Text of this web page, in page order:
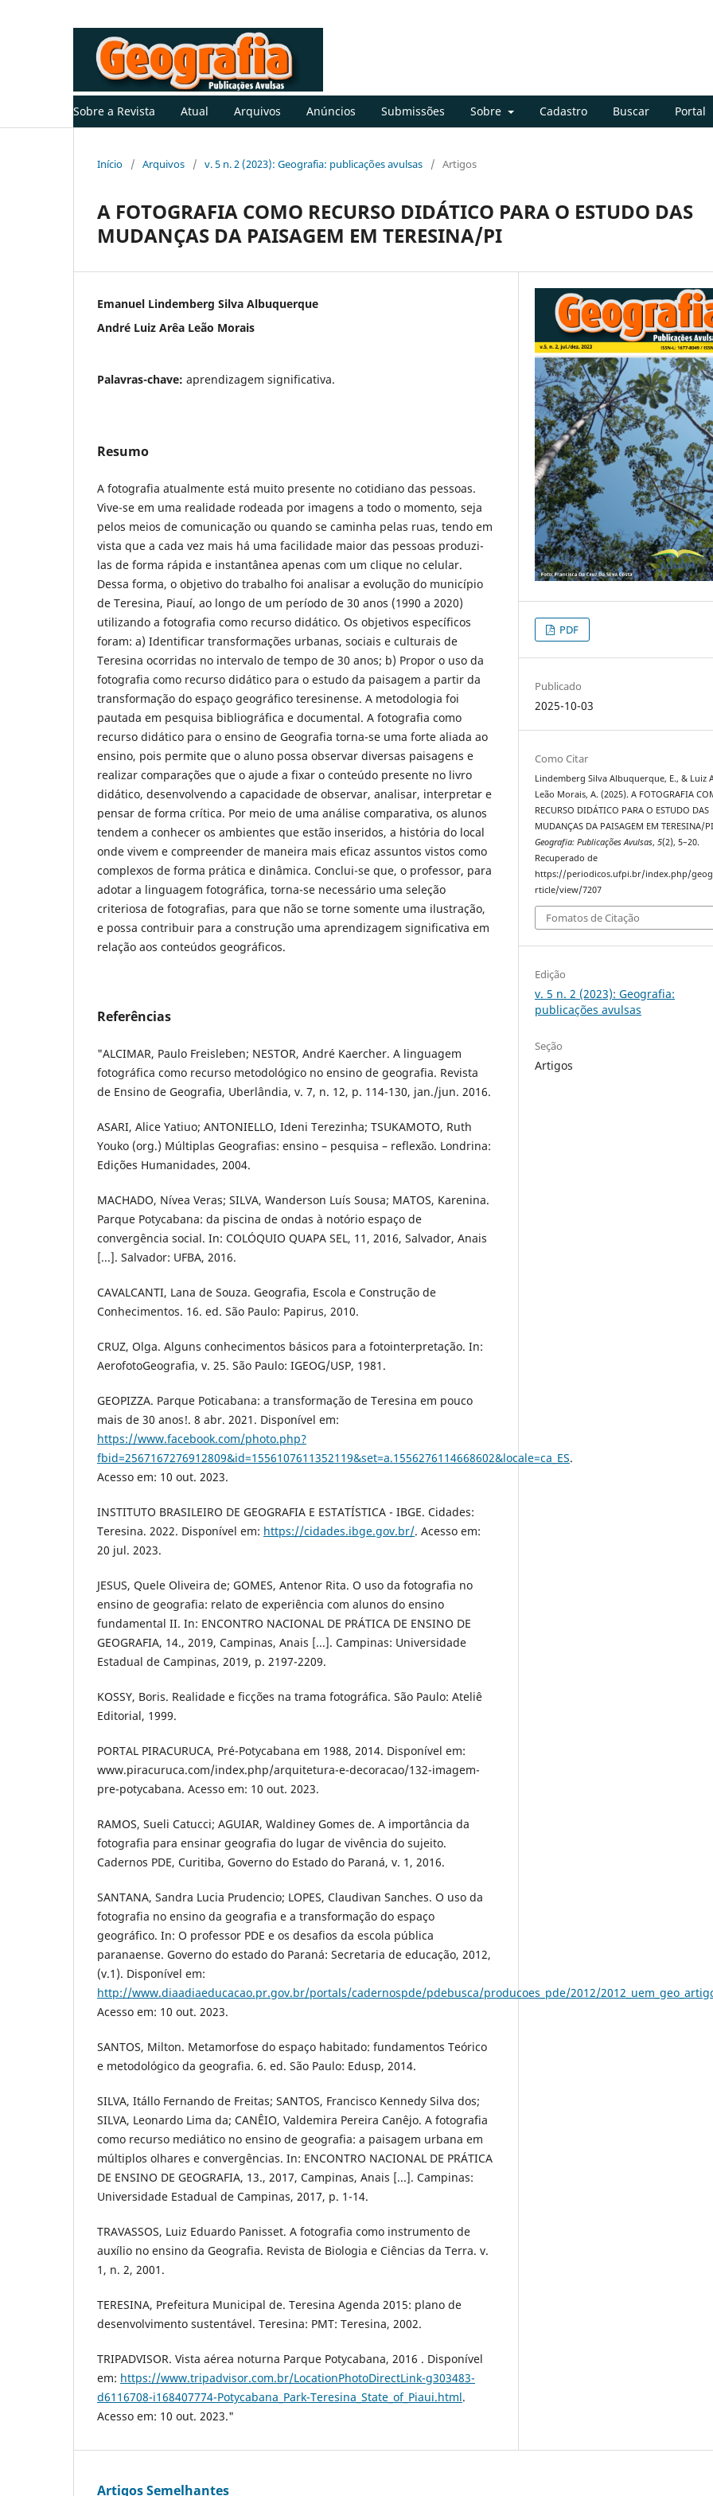
Sobre a Revista Atual Arquivos Anúncios Submissões Sobre Cadastro Buscar Portal
Início / Arquivos / v. 5 n. 2 (2023): Geografia: publicações avulsas / Artigos
A FOTOGRAFIA COMO RECURSO DIDÁTICO PARA O ESTUDO DAS
MUDANÇAS DA PAISAGEM EM TERESINA/PI
Emanuel Lindemberg Silva Albuquerque
André Luiz Arêa Leão Morais
Palavras-chave: aprendizagem significativa.
Resumo
A fotografia atualmente está muito presente no cotidiano das pessoas.
Vive-se em uma realidade rodeada por imagens a todo o momento, seja
pelos meios de comunicação ou quando se caminha pelas ruas, tendo em
vista que a cada vez mais há uma facilidade maior das pessoas produzi-
las de forma rápida e instantânea apenas com um clique no celular.
Dessa forma, o objetivo do trabalho foi analisar a evolução do município
de Teresina, Piauí, ao longo de um período de 30 anos (1990 a 2020)
utilizando a fotografia como recurso didático. Os objetivos específicos
foram: a) Identificar transformações urbanas, sociais e culturais de
Teresina ocorridas no intervalo de tempo de 30 anos; b) Propor o uso da
fotografia como recurso didático para o estudo da paisagem a partir da
transformação do espaço geográfico teresinense. A metodologia foi
pautada em pesquisa bibliográfica e documental. A fotografia como
recurso didático para o ensino de Geografia torna-se uma forte aliada ao
ensino, pois permite que o aluno possa observar diversas paisagens e
realizar comparações que o ajude a fixar o conteúdo presente no livro
didático, desenvolvendo a capacidade de observar, analisar, interpretar e
pensar de forma crítica. Por meio de uma análise comparativa, os alunos
tendem a conhecer os ambientes que estão inseridos, a história do local
onde vivem e compreender de maneira mais eficaz assuntos vistos como
complexos de forma prática e dinâmica. Conclui-se que, o professor, para
adotar a linguagem fotográfica, torna-se necessário uma seleção
criteriosa de fotografias, para que não se torne somente uma ilustração,
e possa contribuir para a construção uma aprendizagem significativa em
relação aos conteúdos geográficos.
Referências
"ALCIMAR, Paulo Freisleben; NESTOR, André Kaercher. A linguagem
fotográfica como recurso metodológico no ensino de geografia. Revista
de Ensino de Geografia, Uberlândia, v. 7, n. 12, p. 114-130, jan./jun. 2016.
ASARI, Alice Yatiuo; ANTONIELLO, Ideni Terezinha; TSUKAMOTO, Ruth
Youko (org.) Múltiplas Geografias: ensino – pesquisa – reflexão. Londrina:
Edições Humanidades, 2004.
MACHADO, Nívea Veras; SILVA, Wanderson Luís Sousa; MATOS, Karenina.
Parque Potycabana: da piscina de ondas à notório espaço de
convergência social. In: COLÓQUIO QUAPA SEL, 11, 2016, Salvador, Anais
[...]. Salvador: UFBA, 2016.
CAVALCANTI, Lana de Souza. Geografia, Escola e Construção de
Conhecimentos. 16. ed. São Paulo: Papirus, 2010.
CRUZ, Olga. Alguns conhecimentos básicos para a fotointerpretação. In:
AerofotoGeografia, v. 25. São Paulo: IGEOG/USP, 1981.
GEOPIZZA. Parque Poticabana: a transformação de Teresina em pouco
mais de 30 anos!. 8 abr. 2021. Disponível em:
https://www.facebook.com/photo.php?
fbid=2567167276912809&id=1556107611352119&set=a.1556276114668602&locale=ca_ES.
Acesso em: 10 out. 2023.
INSTITUTO BRASILEIRO DE GEOGRAFIA E ESTATÍSTICA - IBGE. Cidades:
Teresina. 2022. Disponível em: https://cidades.ibge.gov.br/. Acesso em:
20 jul. 2023.
JESUS, Quele Oliveira de; GOMES, Antenor Rita. O uso da fotografia no
ensino de geografia: relato de experiência com alunos do ensino
fundamental II. In: ENCONTRO NACIONAL DE PRÁTICA DE ENSINO DE
GEOGRAFIA, 14., 2019, Campinas, Anais [...]. Campinas: Universidade
Estadual de Campinas, 2019, p. 2197-2209.
KOSSY, Boris. Realidade e ficções na trama fotográfica. São Paulo: Ateliê
Editorial, 1999.
PORTAL PIRACURUCA, Pré-Potycabana em 1988, 2014. Disponível em:
www.piracuruca.com/index.php/arquitetura-e-decoracao/132-imagem-
pre-potycabana. Acesso em: 10 out. 2023.
RAMOS, Sueli Catucci; AGUIAR, Waldiney Gomes de. A importância da
fotografia para ensinar geografia do lugar de vivência do sujeito.
Cadernos PDE, Curitiba, Governo do Estado do Paraná, v. 1, 2016.
SANTANA, Sandra Lucia Prudencio; LOPES, Claudivan Sanches. O uso da
fotografia no ensino da geografia e a transformação do espaço
geográfico. In: O professor PDE e os desafios da escola pública
paranaense. Governo do estado do Paraná: Secretaria de educação, 2012,
(v.1). Disponível em:
http://www.diaadiaeducacao.pr.gov.br/portals/cadernospde/pdebusca/producoes_pde/2012/
Acesso em: 10 out. 2023.
SANTOS, Milton. Metamorfose do espaço habitado: fundamentos Teórico
e metodológico da geografia. 6. ed. São Paulo: Edusp, 2014.
SILVA, Itállo Fernando de Freitas; SANTOS, Francisco Kennedy Silva dos;
SILVA, Leonardo Lima da; CANÊIO, Valdemira Pereira Canêjo. A fotografia
como recurso mediático no ensino de geografia: a paisagem urbana em
múltiplos olhares e convergências. In: ENCONTRO NACIONAL DE PRÁTICA
DE ENSINO DE GEOGRAFIA, 13., 2017, Campinas, Anais [...]. Campinas:
Universidade Estadual de Campinas, 2017, p. 1-14.
TRAVASSOS, Luiz Eduardo Panisset. A fotografia como instrumento de
auxílio no ensino da Geografia. Revista de Biologia e Ciências da Terra. v.
1, n. 2, 2001.
TERESINA, Prefeitura Municipal de. Teresina Agenda 2015: plano de
desenvolvimento sustentável. Teresina: PMT: Teresina, 2002.
TRIPADVISOR. Vista aérea noturna Parque Potycabana, 2016 . Disponível
em: https://www.tripadvisor.com.br/LocationPhotoDirectLink-g303483-
d6116708-i168407774-Potycabana_Park-Teresina_State_of_Piaui.html.
Acesso em: 10 out. 2023."
PDF
Publicado
2025-10-03
Como Citar
Lindemberg Silva Albuquerque, E., & Luiz
Leão Morais, A. (2025). A FOTOGRAFIA
RECURSO DIDÁTICO PARA O ESTUDO DAS
MUDANÇAS DA PAISAGEM EM TERESINA/
Geografia: Publicações Avulsas,5(2), 5–20.
Recuperado de
https://periodicos.ufpi.br/index.php/
rticle/view/7207
Fomatos de Citação
Edição
v. 5 n. 2 (2023): Geografia:
publicações avulsas
Seção
Artigos
Artigos Semelhantes